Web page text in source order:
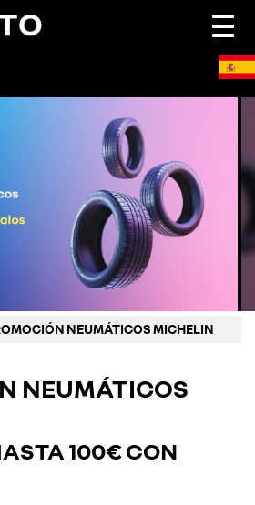
NEUMÁTICOS MICHELIN
NEUMÁTICOS
100€ CON